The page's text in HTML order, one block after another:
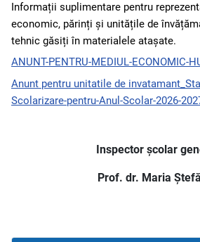
Informații suplimentare pentru
economic, părinți și unitățile de
tehnic găsiți în materialele atașate.
ANUNT-PENTRU-MEDIUL-ECONOMIC-
Anunt pentru unitatile de
Scolarizare-pentru-Anul-Scolar-2026-
Inspector școlar
Prof. dr. Maria